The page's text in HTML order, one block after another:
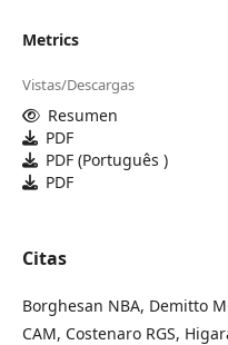
Metrics
Vistas/Descargas
Resumen
PDF
PDF (Português )
PDF
Citas
Borghesan NBA, Demitto
CAM, Costenaro RGS,